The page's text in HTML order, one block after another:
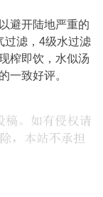
避开陆地严重的
过滤，4级水过滤
榨即饮，水似汤
一致好评。